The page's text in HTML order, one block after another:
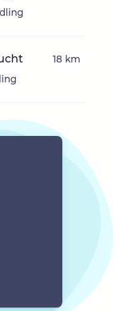
18 km